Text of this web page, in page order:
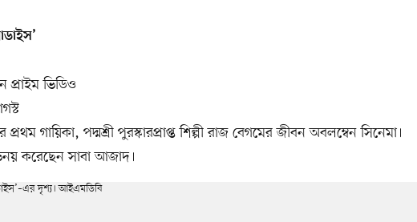
প্রাইম ভিডিও
প্রথম গায়িকা, পদ্মশ্রী পুরস্কারপ্রাপ্ত শিল্পী রাজ বেগমের জীবন অবলম্বেন সিনেমা।
করেছেন সাবা আজাদ।